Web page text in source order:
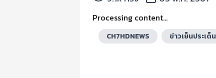
Processing content...
CH7HDNEWS ข่าวเย็นประเด็